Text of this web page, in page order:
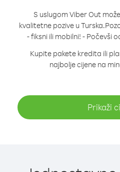
S uslugom Viber Out
kvalitetne pozive u Turska.
- fiksni ili mobilni! - Počevši
Kupite pakete kredita ili
najbolje cijene na
Prikaži